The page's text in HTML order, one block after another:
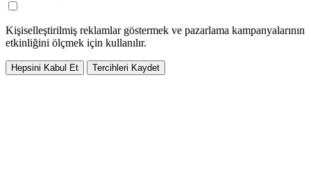
Kişiselleştirilmiş reklamlar göstermek ve pazarlama kampanyalarının
etkinliğini ölçmek için kullanılır.
Hepsini Kabul Et Tercihleri Kaydet